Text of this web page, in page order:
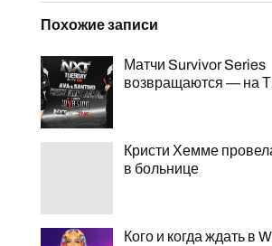
Похожие записи
Матчи Survivor Series
возвращаются — на
Кристи Хемме
в больнице
Кого и когда ждать в